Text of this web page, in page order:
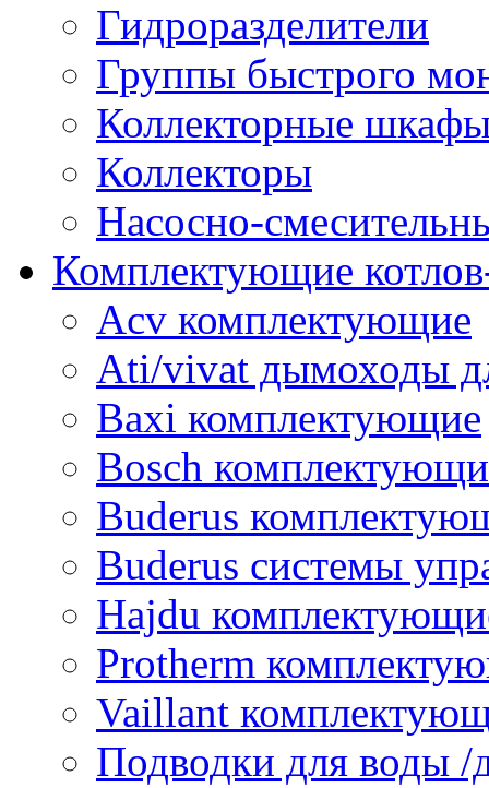
Гидроразделители
Группы быстрого
Коллекторные
Коллекторы
Насосно-
Комплектующие
Acv комплектующие
Ati/vivat дымоходы
Baxi комплектующие
Bosch
Buderus
Buderus системы
Hajdu
Protherm
Vaillant
Подводки для воды /